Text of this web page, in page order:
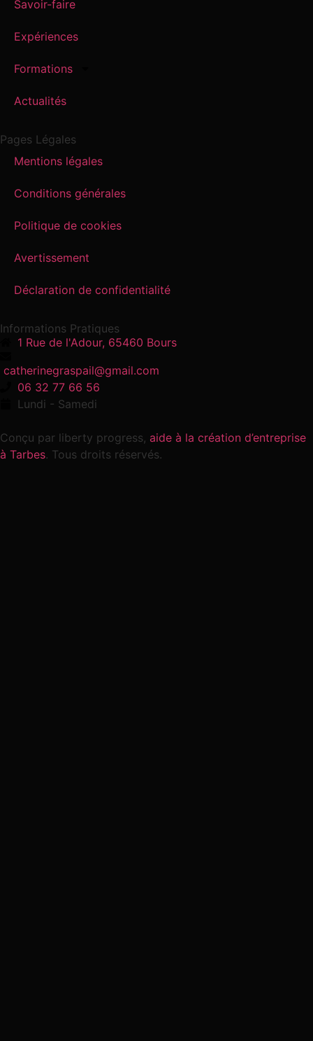
Savoir-faire
Expériences
Formations
Actualités
Pages Légales
Mentions légales
Conditions générales
Politique de cookies
Avertissement
Déclaration de confidentialité
Informations Pratiques
1 Rue de l'Adour, 65460 Bours
catherinegraspail@gmail.com
06 32 77 66 56
Lundi - Samedi
Conçu par liberty progress, aide à la création d’entreprise
à Tarbes. Tous droits réservés.